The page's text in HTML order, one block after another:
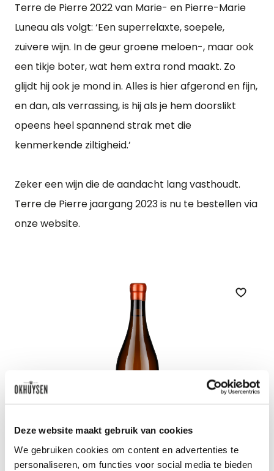
Deze website maakt gebruik van cookies
We gebruiken cookies om content en advertenties te
personaliseren, om functies voor social media te bieden
Terre de Pierre 2022 van Marie- en Pierre-Marie
Luneau als volgt: ‘Een superrelaxte, soepele,
zuivere wijn. In de geur groene meloen-, maar ook
een tikje boter, wat hem extra rond maakt. Zo
glijdt hij ook je mond in. Alles is hier afgerond en fijn,
en dan, als verrassing, is hij als je hem doorslikt
opeens heel spannend strak met die
kenmerkende ziltigheid.’
Zeker een wijn die de aandacht lang vasthoudt.
Terre de Pierre jaargang 2023 is nu te bestellen via
onze website.
Zet
2023 Terre de Pierre - Muscadet Sèvre et